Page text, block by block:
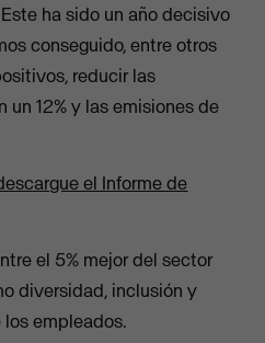
ha sido un año decisivo
conseguido, entre otros
reducir las
un 12% y las emisiones de
el Informe de
el 5% mejor del sector
diversidad, inclusión y
empleados.